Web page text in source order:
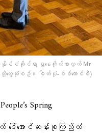
ာနိုင်ငံဆိုင်ရာ ဌာ‌နေကိုယ်စားလှယ် Mr.
တို့​တွေ့ဆုံစဥ်။ ဓါတ်ပုံ-စစ်​ကောင်စီ)
Spring
အောင်ဆန်းစုကြည်ထံ